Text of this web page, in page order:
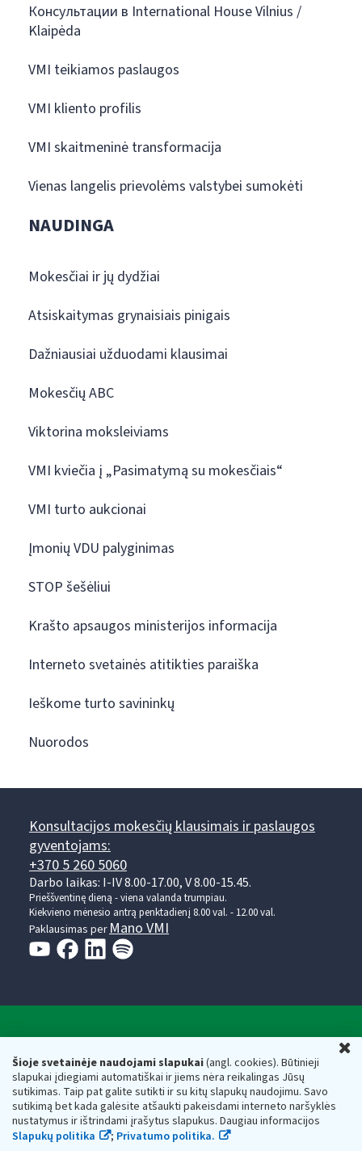
Šioje svetainėje naudojami slapukai(angl. cookies). Būtinieji
slapukai įdiegiami automatiškai ir jiems nėra reikalingas Jūsų
sutikimas. Taip pat galite sutikti ir su kitų slapukų naudojimu. Savo
sutikimą bet kada galėsite atšaukti pakeisdami interneto naršyklės
nustatymus ir ištrindami įrašytus slapukus. Daugiau informacijos
Slapukų politika
; Privatumo politika.
Консультации в International House Vilnius /
Klaipėda
VMI teikiamos paslaugos
VMI kliento profilis
VMI skaitmeninė transformacija
Vienas langelis prievolėms valstybei sumokėti
NAUDINGA
Mokesčiai ir jų dydžiai
Atsiskaitymas grynaisiais pinigais
Dažniausiai užduodami klausimai
Mokesčių ABC
Viktorina moksleiviams
VMI kviečia į „Pasimatymą su mokesčiais“
VMI turto aukcionai
Įmonių VDU palyginimas
STOP šešėliui
Krašto apsaugos ministerijos informacija
Interneto svetainės atitikties paraiška
Ieškome turto savininkų
Nuorodos
Konsultacijos mokesčių klausimais ir paslaugos
gyventojams:
+370 5 260 5060
Darbo laikas: I-IV 8.00-17.00, V 8.00-15.45.
Prieššventinę dieną - viena valanda trumpiau.
Kiekvieno mėnesio antrą penktadienį 8.00 val. - 12.00 val.
Paklausimas per Mano VMI
Respublikos finansų ministerijos
Biudžetinė įstaiga. Juridinio asmens kodas — 188659752,
adresas: Vasario 16-osios g. 14, 01107 Vilnius, Lietuva, el.paštas:
vmi@vmi.lt, E. pristatymo dėžutės adresas 188659752
Duomenys apie Valstybinę mokesčių inspekciją prie Lietuvos
Respublikos finansų ministerijos kaupiami ir saugomi Juridinių